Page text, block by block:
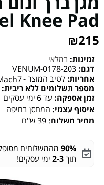
Knee Pad
₪215
זמינות: במלאי
דגם: VENUM-0178-203
אחריות: לטיב המוצר -
מספר תשלומים ללא ריבית:
זמן אספקה: עד 6 ימי עסקים
איסוף עצמי: המחסן בחיפה
מחיר משלוח: 39 ש"ח
90% מהמשלוחים
תוך2-3 ימי עסקים!